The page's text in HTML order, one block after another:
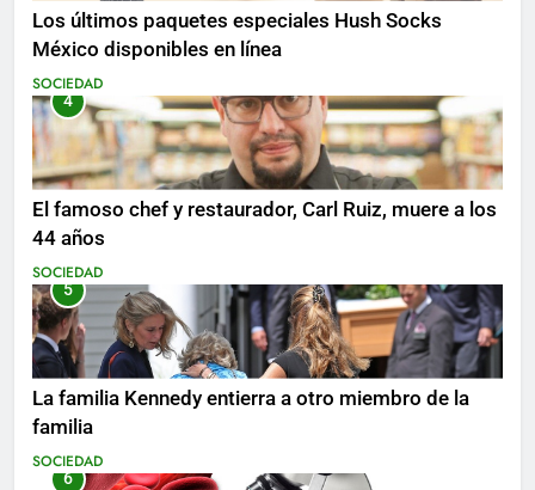
Los últimos paquetes especiales Hush Socks
México disponibles en línea
SOCIEDAD
4
El famoso chef y restaurador, Carl Ruiz, muere a los
44 años
SOCIEDAD
5
La familia Kennedy entierra a otro miembro de la
familia
SOCIEDAD
6